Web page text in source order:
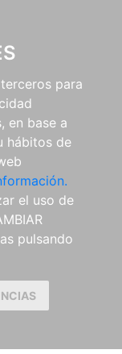
para
en base a
hábitos de
el uso de
pulsando